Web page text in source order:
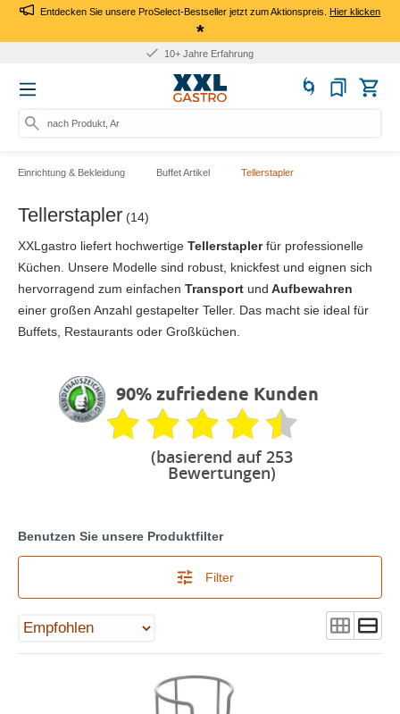
Entdecken Sie unsere ProSelect-Bestseller jetzt zum Aktionspreis.Hier klicken
*
10+ Jahre Erfahrung
nach Produkt, Art.-Nr., M
Einrichtung & Bekleidung Buffet Artikel Tellerstapler
Tellerstapler (14)
XXLgastro liefert hochwertige Tellerstaplerfür professionelle
Küchen. Unsere Modelle sind robust, knickfest und eignen sich
hervorragend zum einfachen Transport und Aufbewahren
einer großen Anzahl gestapelter Teller. Das macht sie ideal für
Buffets, Restaurants oder Großküchen.
90% zufriedene Kunden
(basierend auf 253
Bewertungen)
Benutzen Sie unsere Produktfilter
Filter